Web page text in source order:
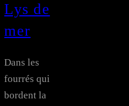
Lys de
mer
Dans les
fourrés qui
bordent la